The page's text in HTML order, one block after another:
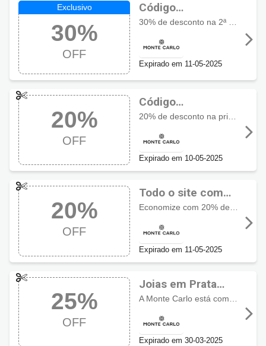
30%
OFF
Código
promocional
Monte Carlo com
30% OFF
Expirado em 11-05-2025
20%
OFF
Código
promocional
Monte Carlo com
20% OFF
Expirado em 10-05-2025
20%
OFF
Todo o site com
20% OFF usando
cupom Monte
Carlo
Economize com 20% de desconto na primeira compra em todo o site, exceto relógios de terceiros, alianças e lançamentos.
Expirado em 11-05-2025
25%
OFF
Joias em Prata
com 25% de
desconto usando
o cupom
Expirado em 30-03-2025